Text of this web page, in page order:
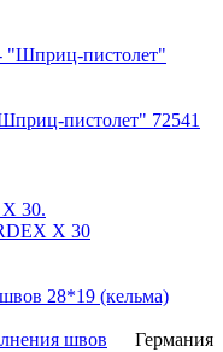
пистолет" 72541
X 30
Германия
швов